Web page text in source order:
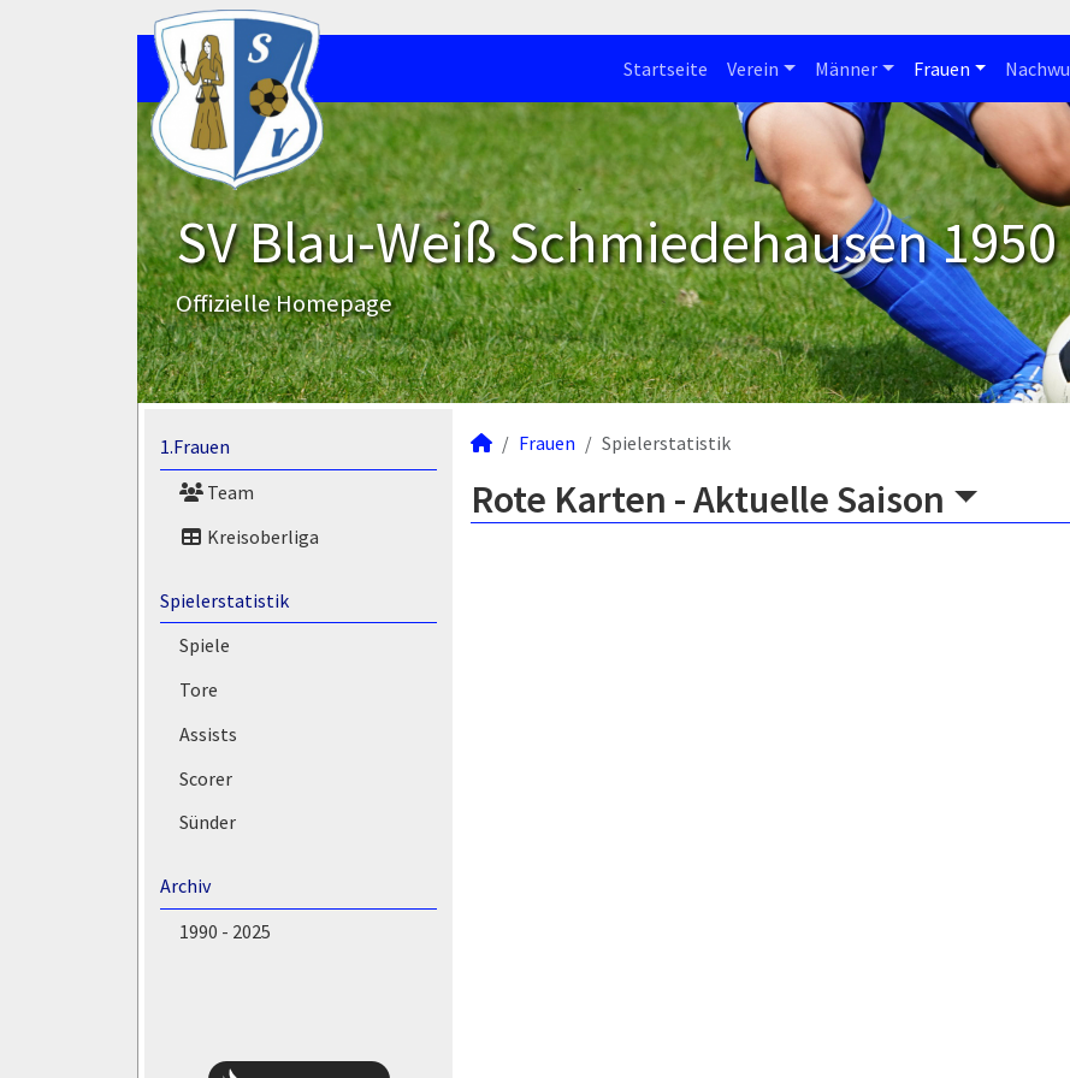
Startseite Verein Männer Frauen
SV Blau-Weiß Schmiedehausen 1950
Offizielle Homepage
1.Frauen
Team
Kreisoberliga
Spielerstatistik
Spiele
Tore
Assists
Scorer
Sünder
Archiv
1990 - 2025
Frauen Spielerstatistik
Rote Karten -Aktuelle Saison